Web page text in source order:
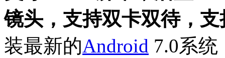
镜头，支持双卡双待，
装最新的Android 7.0系